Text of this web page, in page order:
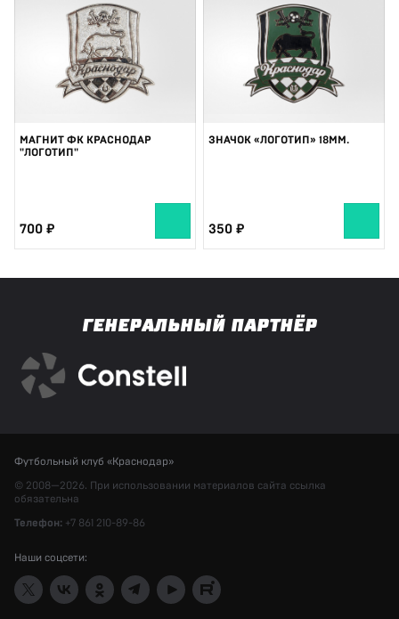
МАГНИТ ФК КРАСНОДАР
"ЛОГОТИП"
700
ЗНАЧОК «ЛОГОТИП» 18ММ.
350
ГЕНЕРАЛЬНЫЙ ПАРТНЁР
Футбольный клуб «Краснодар»
© 2008—2026. При использовании материалов сайта ссылка
обязательна
Телефон: +7 861 210-89-86
Наши соцсети: